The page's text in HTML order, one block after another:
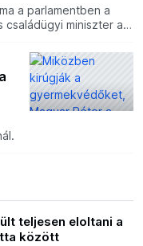
a parlamentben a
miniszter a
teljesen eloltani a
között